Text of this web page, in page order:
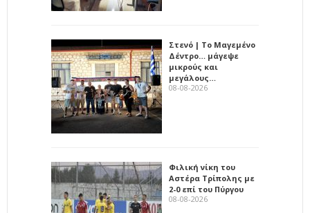
Στενό | Το Μαγεμένο
Δέντρο… μάγεψε
μικρούς και
μεγάλους…
08-08-2026
Φιλική νίκη του
Αστέρα Τρίπολης με
2-0 επί του Πύργου
08-08-2026